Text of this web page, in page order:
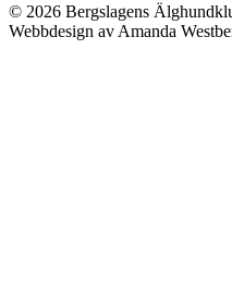
© 2026 Bergslagens
Webbdesign av Amanda